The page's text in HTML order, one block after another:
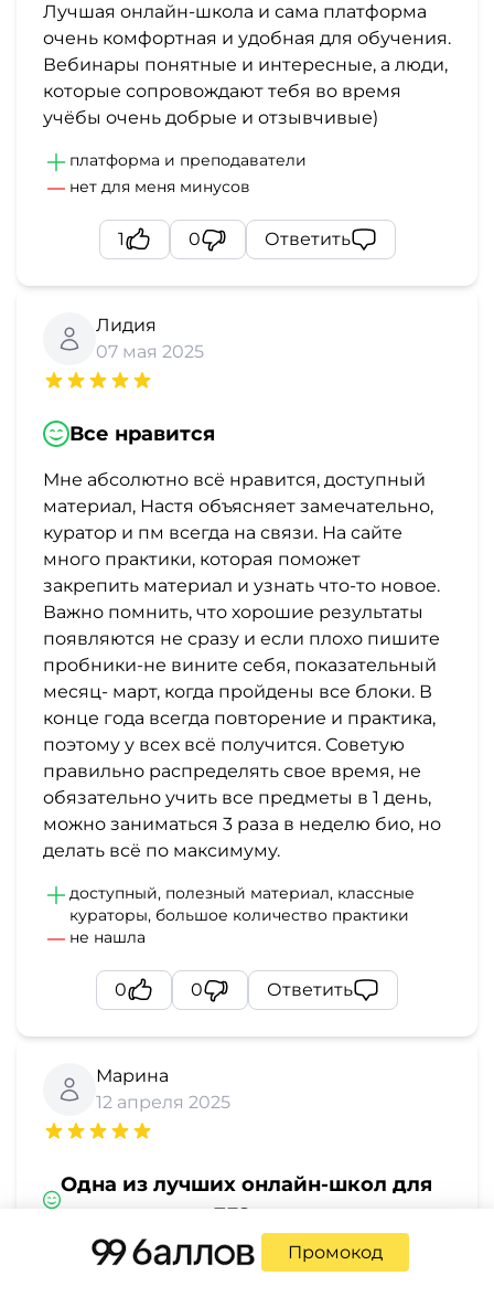
Лучшая онлайн-школа и сама платформа
очень комфортная и удобная для обучения.
Вебинары понятные и интересные, а люди,
которые сопровождают тебя во время
учёбы очень добрые и отзывчивые)
платформа и преподаватели
нет для меня минусов
1 0 Ответить
Лидия
07 мая 2025
Все нравится
Мне абсолютно всё нравится, доступный
материал, Настя объясняет замечательно,
куратор и пм всегда на связи. На сайте
много практики, которая поможет
закрепить материал и узнать что-то новое.
Важно помнить, что хорошие результаты
появляются не сразу и если плохо пишите
пробники-не вините себя, показательный
месяц- март, когда пройдены все блоки. В
конце года всегда повторение и практика,
поэтому у всех всё получится. Советую
правильно распределять свое время, не
обязательно учить все предметы в 1 день,
можно заниматься 3 раза в неделю био, но
делать всё по максимуму.
доступный, полезный материал, классные
кураторы, большое количество практики
не нашла
0 0 Ответить
Марина
12 апреля 2025
Одна из лучших онлайн-школ для
подготовки к ЕГЭ
Прекрасная онлайн школа для подготовки
Промокод